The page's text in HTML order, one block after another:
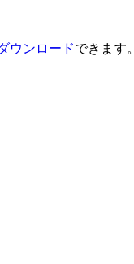
ウンロードできます。